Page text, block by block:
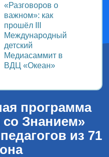
«Разговоров о
важном»: как
прошёл ІІІ
Международный
детский
Медиасаммит в
ВДЦ «Океан»
программа
со Знанием»
из 71